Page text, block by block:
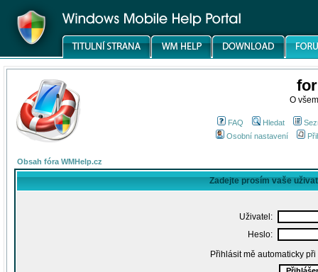
O
FAQ Hledat
Osobní nastavení
Obsah fóra WMHelp.cz
Zadejte prosím vaše
Uživatel:
Heslo:
Přihlásit mě automaticky